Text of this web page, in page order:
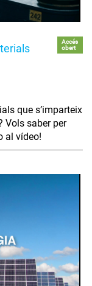
Accés
obert
que s’imparteix
Vols saber per
al vídeo!